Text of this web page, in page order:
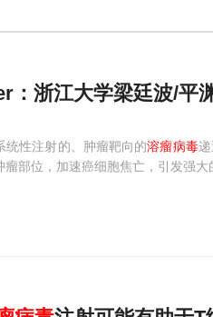
：浙江大学梁廷波/平
统性注射的、肿瘤靶向的溶瘤病毒
部位，加速癌细胞焦亡，引发强大